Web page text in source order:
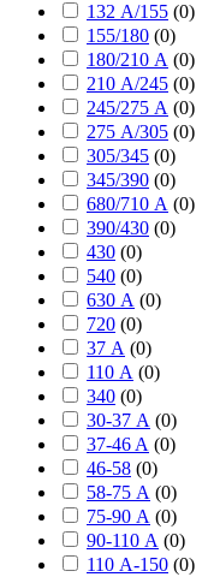
132 А/155 (0)
155/180 (0)
180/210 А (0)
210 А/245 (0)
245/275 А (0)
275 А/305 (0)
305/345 (0)
345/390 (0)
680/710 А (0)
390/430 (0)
430 (0)
540 (0)
630 А (0)
720 (0)
37 А (0)
110 А (0)
340 (0)
30-37 А (0)
37-46 A (0)
46-58 (0)
58-75 А (0)
75-90 А (0)
90-110 А (0)
110 А-150 (0)